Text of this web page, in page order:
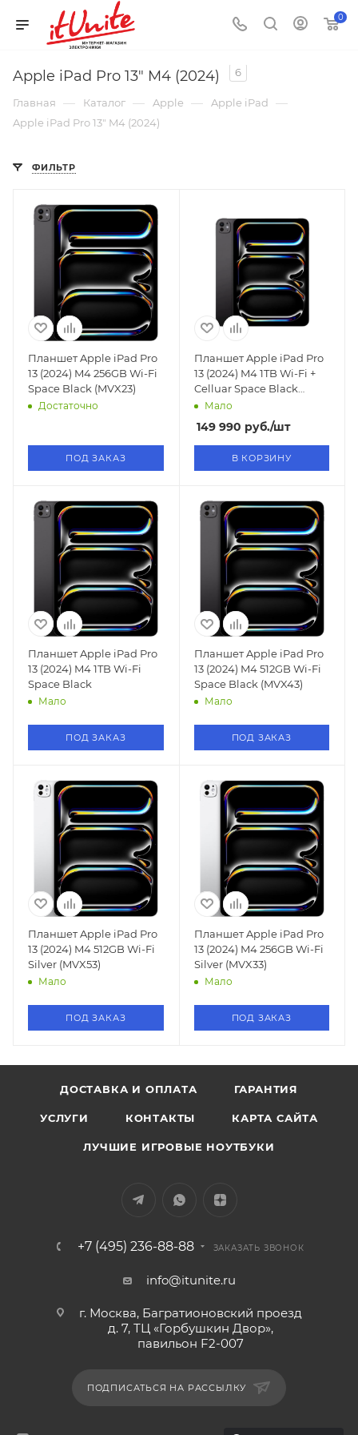
0
Apple iPad Pro 13" M4 (2024) 6
Главная — Каталог — Apple — Apple iPad —
Apple iPad Pro 13" M4 (2024)
ФИЛЬТР
Планшет Apple iPad Pro
13 (2024) M4 256GB Wi-Fi
Space Black (MVX23)
Достаточно
ПОД ЗАКАЗ
Планшет Apple iPad Pro
13 (2024) M4 1TB Wi-Fi +
Celluar Space Black
Standard Glass (MVXW3)
Мало
149 990 руб./шт
В КОРЗИНУ
Планшет Apple iPad Pro
13 (2024) M4 1TB Wi-Fi
Space Black
Мало
ПОД ЗАКАЗ
Планшет Apple iPad Pro
13 (2024) M4 512GB Wi-Fi
Space Black (MVX43)
Мало
ПОД ЗАКАЗ
Планшет Apple iPad Pro
13 (2024) M4 512GB Wi-Fi
Silver (MVX53)
Мало
ПОД ЗАКАЗ
Планшет Apple iPad Pro
13 (2024) M4 256GB Wi-Fi
Silver (MVX33)
Мало
ПОД ЗАКАЗ
ДОСТАВКА И ОПЛАТА ГАРАНТИЯ
УСЛУГИ КОНТАКТЫ КАРТА САЙТА
ЛУЧШИЕ ИГРОВЫЕ НОУТБУКИ
+7 (495) 236-88-88 ЗАКАЗАТЬ ЗВОНОК
info@itunite.ru
г. Москва, Багратионовский проезд
д. 7, ТЦ «Горбушкин Двор»,
павильон F2-007
ПОДПИСАТЬСЯ НА РАССЫЛКУ